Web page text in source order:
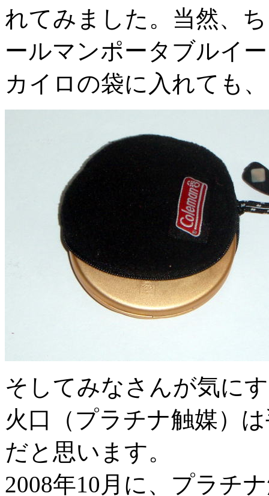
れてみました。当然、
ールマンポータブルイ
カイロの袋に入れても
そしてみなさんが気に
火口（プラチナ触媒）
だと思います。
2008年10月に、プラチ